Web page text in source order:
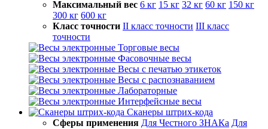
Максимальный вес 6 кг 15 кг 32 кг 60 кг 150 кг
300 кг 600 кг
Класс точности II класс точности III класс
точности
Торговые весы
Фасовочные весы
Весы с печатью этикеток
Весы с распознаванием
Лабораторные
Интерфейсные весы
Сканеры штрих-кода
Сферы применения Для Честного ЗНАКа Для